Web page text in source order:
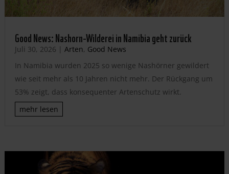
Good News: Nashorn-Wilderei in Namibia geht zurück
Juli 30, 2026 | Arten, Good News
In Namibia wurden 2025 so wenige Nashörner gewildert
wie seit mehr als 10 Jahren nicht mehr. Der Rückgang um
53% zeigt, dass konsequenter Artenschutz wirkt.
mehr lesen